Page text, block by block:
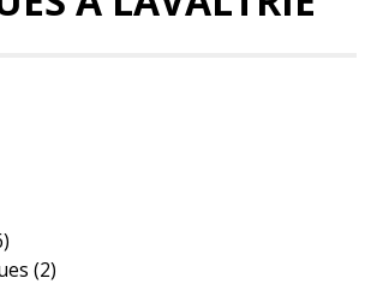
(2)